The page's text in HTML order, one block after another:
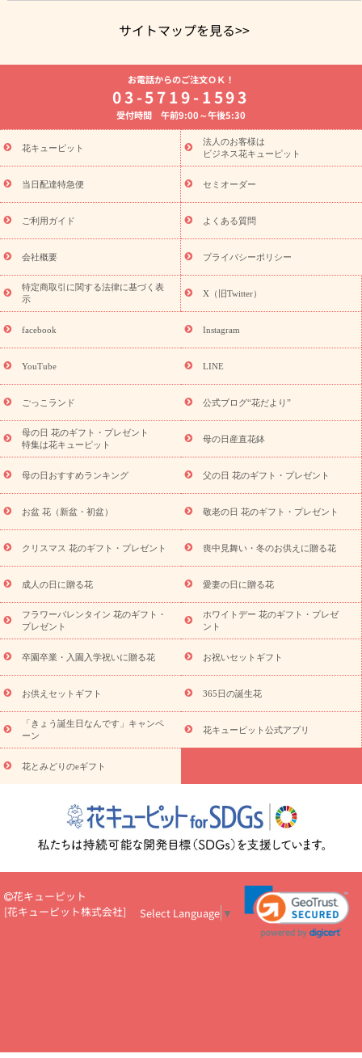
サイトマップを見る>>
よく贈られる花
お祝いの花特集
誕生日フラワーギフト特集
8月の誕生花(トルコキキョウ)
開店・開業祝い
お供え・お悔やみ お供え・お悔やみの花
通夜・葬儀に贈る花 胡蝶蘭・花鉢
ーブドフラワー
季節のイベント
ひまわり ギフト・プレゼント
特集
お盆 花（新盆・初盆） 季節のイベント
お盆 花（新
盆・初盆）
お盆 花（新盆・初盆）
お盆・お供え 花とセットギ
フト
お盆・お供え プリザーブドフラワー
ひまわり ギフト・プ
レゼント特集
夏の花贈り・お中元・暑中見舞い 花のギフト特集
敬老の日におくる花ギフト・プレゼント特集
花ギフト・プレゼント特集
敬老の日 花のおすすめランキング
敬
老の日 花鉢植えのギフト・プレゼント特集
敬老の日 花とセットギ
フト・プレゼント特集
敬老の日の花 全てのギフト一覧
キャン
ペーン
「きょう誕生日なんです」キャンペーン
探す
誕生日フラワーギフト 誕生日フラワーギフト特集
誕生
日フラワーギフト商品一覧
ユリ トルコキキョウ
誕生花(トルコキキョウ)
9月の誕生花(リンドウ)
誕生日セット
ギフト
「きょう誕生日なんです」キャンペーン
用途から探す お祝いの花特集 当日配達特急便
お祝い商品
一覧
お祝い 新築・引っ越し祝い
結婚記念日
結婚祝い 出産祝い 退院祝い・快気祝い
還暦
祝い・長寿祝い
プチギフト ペットのお祝いフラワー
元・暑中見舞い
敬老の日
お供え
お供え・お悔やみ商品一覧 お供え・お悔やみの花
十九日法要以降に贈る花
通夜・葬儀に贈る花
お供え お花とセッ
お盆（新盆・初盆）
お祝い返し お見舞い
お取り
プリザーブドフラワー
スタイルから探す
アレンジメント
蘭・花鉢
ミディ胡蝶蘭・お祝い ミディ胡蝶蘭・お供え
の青色胡蝶蘭
観葉植物 観葉植物 産直多肉植物
プリザーブ
ドフラワー
お祝い お供え・お悔やみ 花とセットギフト
ミオーダー
プチギフト（hanamore -ハナモア-）
花とみどりの
eギフト
花キューピットのeGfit カラー ピンク
レンジ
レッド お花の種類 バラ ユリ トルコキキョウ
予
算から探す
お祝い お祝い・3000円～ お祝い・
お祝い・5000円～ お祝い・7000円～ お祝い・10000円～
お供え・お悔やみ
お供え・お悔やみ・3000円～
お供え・お
悔やみ・5000円～ お供え・お悔やみ・7000円～
お供え・お悔
やみ・10000円～
365日の誕生花カレンダー
開店・開業祝
お祝いを贈るときのマナー・
花キューピットのお祝いコラム一覧
誕生日のお花を「色
彩心理学」で選ぶ方法
結婚祝いの予算相場
出産祝いお役立ち情
転職祝いのマナー基礎知識
ペットのお祝いワンポイントアド
バイス
スタンド花（フラスタ）のマナー
お見舞いのマナーとル
お祝い花のマナー総まとめ
場上司や先輩へ贈るお祝い花の正解は？
開店祝いの花 選び方ガイ
ド（早見表あり）
花キューピットのお供え・
お電話からのご注文ＯＫ！
03-5719-1593
受付時間 午前9:00～午後5:30
花キューピット
法人のお客様は
ビジネス花キューピット
当日配達特急便 セミオーダー
ご利用ガイド よくある質問
会社概要 プライバシーポリシー
特定商取引に関する法律に基づく表
示
X（旧Twitter）
facebook Instagram
YouTube LINE
ごっこランド 公式ブログ“花だより”
母の日 花のギフト・プレゼント
特集は花キューピット
母の日産直花鉢
母の日おすすめランキング 父の日 花のギフト・プレゼント
お盆 花（新盆・初盆） 敬老の日 花のギフト・プレゼント
クリスマス 花のギフト・プレゼント 喪中見舞い・冬のお供えに贈る花
成人の日に贈る花 愛妻の日に贈る花
フラワーバレンタイン 花のギフト・
プレゼント
ホワイトデー 花のギフト・プレゼ
ント
卒園卒業・入園入学祝いに贈る花 お祝いセットギフト
お供えセットギフト 365日の誕生花
「きょう誕生日なんです」キャンペ
ーン
花キューピット公式アプリ
花とみどりのeギフト
花キューピット
[花キューピット株式会社] Select Language ▼